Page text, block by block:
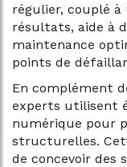
régulier, couplé
résultats, aide à
maintenance
points de
En complément
experts utilisent
numérique pour
structurelles.
de concevoir des